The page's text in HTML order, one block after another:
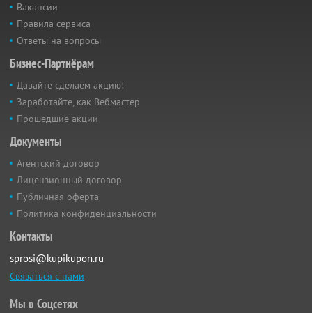
Вакансии
Правила сервиса
Ответы на вопросы
Бизнес-Партнёрам
Давайте сделаем акцию!
Заработайте, как Вебмастер
Прошедшие акции
Документы
Агентский договор
Лицензионный договор
Публичная оферта
Политика конфиденциальности
Контакты
sprosi@kupikupon.ru
Связаться с нами
Мы в Соцсетях